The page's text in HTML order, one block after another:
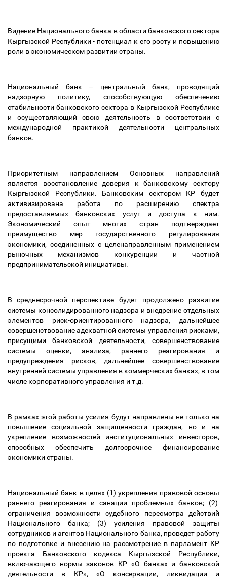
Видение Национального банка в области банковского сектора
Кыргызской Республики - потенциал к его росту и повышению
роли в экономическом развитии страны.
Национальный банк – центральный банк, проводящий
надзорную политику, способствующую обеспечению
стабильности банковского сектора в Кыргызской Республике
и осуществляющий свою деятельность в соответствии с
международной практикой деятельности центральных
банков.
Приоритетным направлением Основных направлений
является восстановление доверия к банковскому сектору
Кыргызской Республики. Банковским сектором КР будет
активизирована работа по расширению спектра
предоставляемых банковских услуг и доступа к ним.
Экономический опыт многих стран подтверждает
преимущество мер государственного регулирования
экономики, соединенных с целенаправленным применением
рыночных механизмов конкуренции и частной
предпринимательской инициативы.
В среднесрочной перспективе будет продолжено развитие
системы консолидированного надзора и внедрение отдельных
элементов риск-ориентированного надзора, дальнейшее
совершенствование адекватной системы управления рисками,
присущими банковской деятельности, совершенствование
системы оценки, анализа, раннего реагирования и
предупреждения рисков, дальнейшее совершенствование
внутренней системы управления в коммерческих банках, в том
числе корпоративного управления и т.д.
В рамках этой работы усилия будут направлены не только на
повышение социальной защищенности граждан, но и на
укрепление возможностей институциональных инвесторов,
способных обеспечить долгосрочное финансирование
экономики страны.
Национальный банк в целях (1) укрепления правовой основы
раннего реагирования и санации проблемных банков; (2)
ограничения возможности судебного пересмотра действий
Национального банка; (3) усиления правовой защиты
сотрудников и агентов Национального банка, проведет работу
по подготовке и внесению на рассмотрение в парламент КР
проекта Банковского кодекса Кыргызской Республики,
включающего нормы законов КР «О банках и банковской
деятельности в КР», «О консервации, ликвидации и